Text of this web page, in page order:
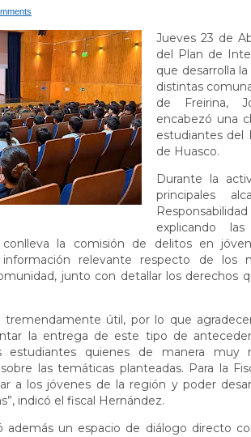
Jueves 23 de
del Plan de
que desarrolla
distintas
de Freirina,
encabezó una
estudiantes del
de Huasco.
Durante la
principales
explicando
conlleva la comisión de delitos en
relevante respecto de los
junto con detallar los derechos
tremendamente útil, por lo que
la entrega de este tipo de
estudiantes quienes de manera muy
las temáticas planteadas. Para la
a los jóvenes de la región y poder
indicó el fiscal Hernández.
además un espacio de diálogo directo